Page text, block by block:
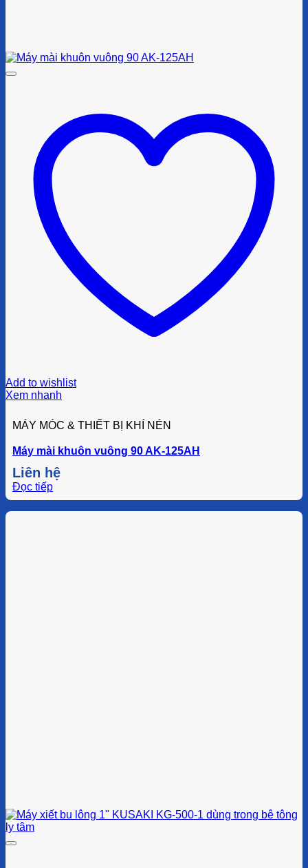
Add to wishlist
Xem nhanh
MÁY MÓC & THIẾT BỊ KHÍ NÉN
Máy mài khuôn vuông 90 AK-125AH
Liên hệ
Đọc tiếp